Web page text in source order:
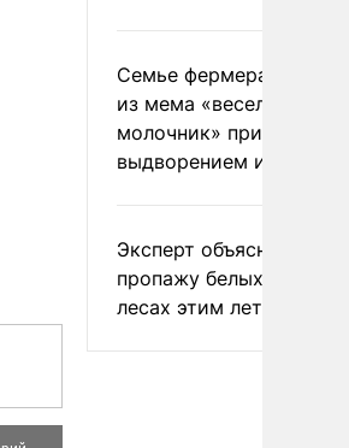
Семье фермера
из мема «веселый
молочник» пригрозили
выдворением из
Эксперт объяснил
пропажу белых грибов
лесах этим летом